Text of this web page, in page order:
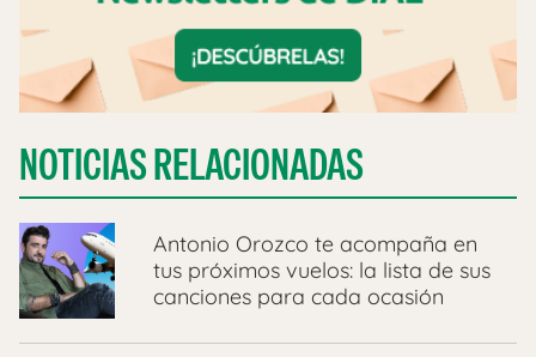
NOTICIAS RELACIONADAS
Antonio Orozco te acompaña en
tus próximos vuelos: la lista de sus
canciones para cada ocasión